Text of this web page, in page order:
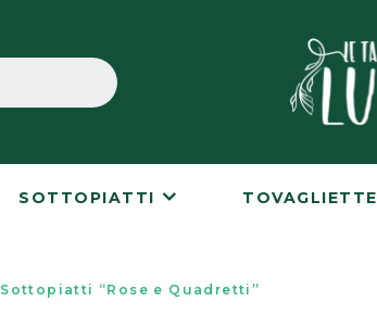
SOTTOPIATTI TOVAGLIETTE
Sottopiatti “Rose e Quadretti”